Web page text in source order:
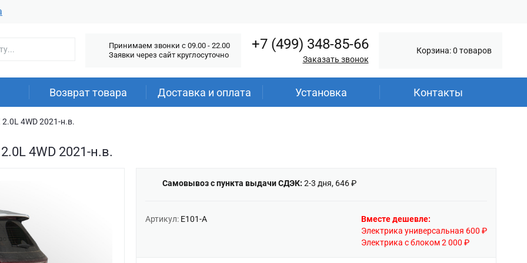
Принимаем звонки c 09.00 - 22.00
Заявки через сайт круглосуточно
+7 (499) 348-85-66
Заказать звонок
Корзина: 0 товаров
Возврат товара Доставка и оплата Установка Контакты
2.0L 4WD 2021-н.в.
4WD 2021-н.в.
Самовывоз с пункта выдачи СДЭК: 2-3 дня, 646 ₽
Артикул: E101-A
Вместе дешевле:
Электрика универсальная 600 ₽
Электрика с блоком 2 000 ₽